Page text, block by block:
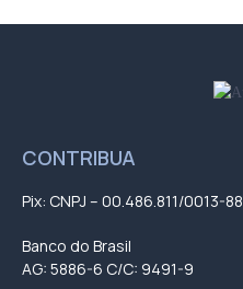
CONTRIBUA
Pix: CNPJ – 00.486.811/0013-88
Banco do Brasil
AG: 5886-6 C/C: 9491-9